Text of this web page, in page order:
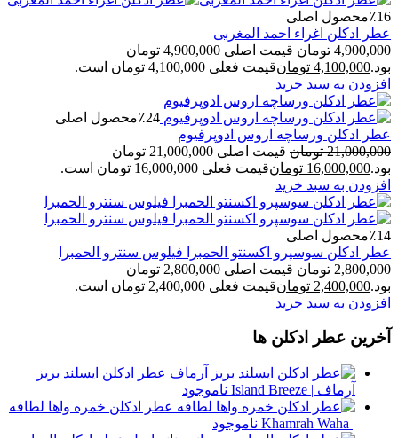
٪16محصول اصلی
عطر ادکلن اغراء احمد المغربی
4,900,000 تومان
قیمت اصلی 4,900,000 تومان
بود.4,100,000 تومانقیمت فعلی 4,100,000 تومان است.
افزودن به سبد خرید
٪24محصول اصلی
عطر ادکلن ورساچه اروس ادوپرفیوم
21,000,000 تومان
قیمت اصلی 21,000,000 تومان
بود.16,000,000 تومانقیمت فعلی 16,000,000 تومان است.
افزودن به سبد خرید
٪14محصول اصلی
عطر ادکلن سوسپرو اکسنتو الحمبرا فیلوس سنترو الحمبرا
2,800,000 تومان
قیمت اصلی 2,800,000 تومان
بود.2,400,000 تومانقیمت فعلی 2,400,000 تومان است.
افزودن به سبد خرید
آخرین عطر ادکلن ها
عطر ادکلن ایسلند بریز
آرماف | Island Breeze
ناموجود
عطر ادکلن خمره واها لطافه
| Khamrah Waha
ناموجود